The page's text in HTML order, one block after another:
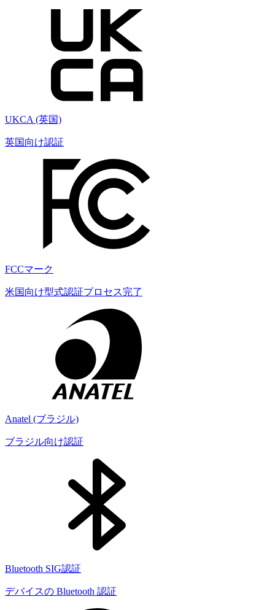
UKCA (英国)
英国向け認証
FCCマーク
米国向け型式認証プロセス完了
Anatel (ブラジル)
ブラジル向け認証
Bluetooth SIG認証
デバイスの Bluetooth 認証